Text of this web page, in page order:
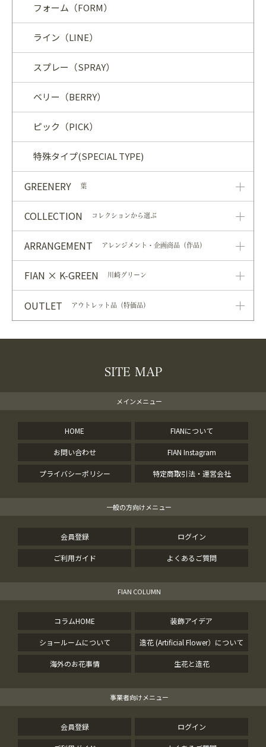
フォーム（FORM）
ライン（LINE）
スプレー（SPRAY）
ベリー（BERRY）
ピック（PICK）
特殊タイプ(SPECIAL TYPE)
GREENERY 葉
COLLECTION コレクションから選ぶ
ARRANGEMENT アレンジメント・企画商品（作品）
FIAN × K-GREEN 川崎グリーン
OUTLET アウトレット品（特価品）
SITE MAP
メインメニュー
HOME FIANについて
お問い合わせ FIAN Instagram
プライバシーポリシー 特定商取引法・運営会社
一般の方向けメニュー
会員登録 ログイン
ご利用ガイド よくあるご質問
FIAN COLUMN
コラムHOME 装飾アイデア
ショールームについて 造花 (Artificial Flower）について
海外のお花事情 生花と造花
事業者向けメニュー
会員登録 ログイン